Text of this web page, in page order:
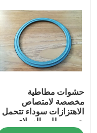
الصفحة الرئيسية
منتجات
معلومات عنا
حشوات مطاطية
مخصصة لامتصاص
الاهتزازات سوداء تتحمل
حسب طلب العملاء